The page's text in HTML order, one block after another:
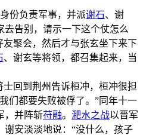
份负责军事，并派谢石、谢
告别，请示一下这个仗怎么
聚会，然后才与张玄坐下来下
、谢玄等将领，都召集起来，当
回到荆州告诉桓冲，桓冲很担
们都要失败被俘了。”同年十一
，并阵斩苻融。 淝水之战以晋军
安淡淡地说：“没什么，孩子